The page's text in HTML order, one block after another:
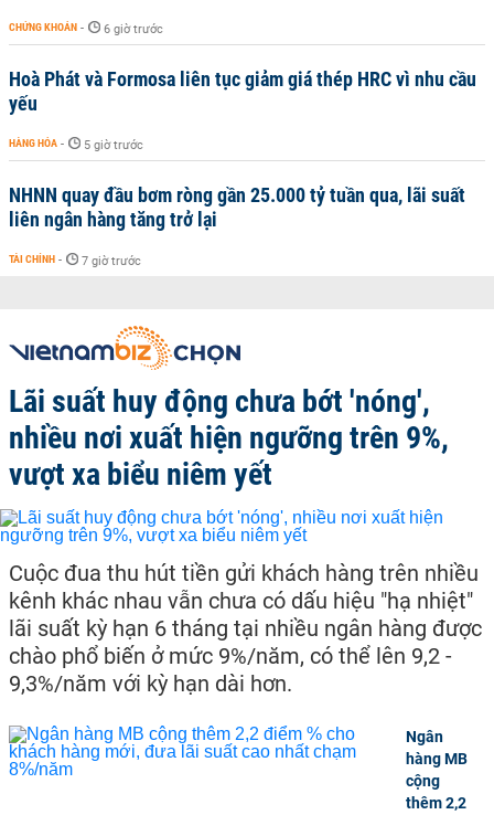
CHỨNG KHOÁN - 6 giờ trước
Hoà Phát và Formosa liên tục giảm giá thép HRC vì nhu cầu
yếu
HÀNG HÓA - 5 giờ trước
NHNN quay đầu bơm ròng gần 25.000 tỷ tuần qua, lãi suất
liên ngân hàng tăng trở lại
TÀI CHÍNH - 7 giờ trước
Lãi suất huy động chưa bớt 'nóng',
nhiều nơi xuất hiện ngưỡng trên 9%,
vượt xa biểu niêm yết
Cuộc đua thu hút tiền gửi khách hàng trên nhiều
kênh khác nhau vẫn chưa có dấu hiệu "hạ nhiệt"
lãi suất kỳ hạn 6 tháng tại nhiều ngân hàng được
chào phổ biến ở mức 9%/năm, có thể lên 9,2 -
9,3%/năm với kỳ hạn dài hơn.
Ngân
hàng MB
cộng
thêm 2,2